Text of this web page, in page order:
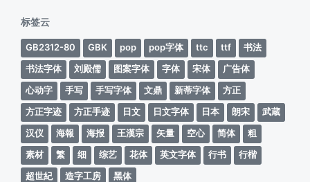
标签云
GB2312-80 GBK pop pop字体 ttc ttf
书法
书法字体
刘殿儒 图案字体 字体 宋体
广告体
心动字
手写 手写字体 文鼎 新蒂字体
方正
方正字迹
方正手迹 日文 日文字体 日本 朗宋
武蔵
汉仪
海報 海报 王漢宗 矢量 空心 简体
粗
素材
繁 细 综艺 花体 英文字体 行书
行楷
超世紀
造字工房 黑体